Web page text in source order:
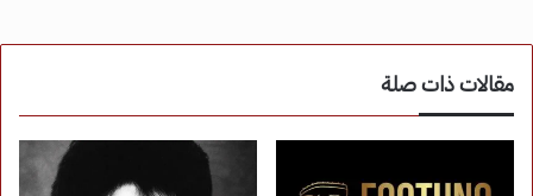
مقالات ذات صلة